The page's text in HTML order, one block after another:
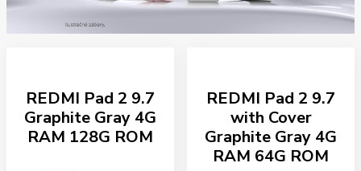
REDMI Pad 2 9.7
Graphite Gray 4G
RAM 128G ROM
REDMI Pad 2 9.7
with Cover
Graphite Gray 4G
RAM 64G ROM